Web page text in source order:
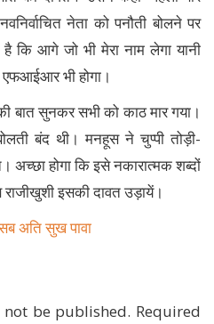
नेता को पनौती बोलने पर
कि आगे जो भी मेरा नाम लेगा यानी
भी होगा।
बात सुनकर सभी को काठ मार गया।
बंद थी। मनहूस ने चुप्पी तोड़ी-
अच्छा होगा कि इसे नकारात्मक शब्दों
इसकी दावत उड़ायें।
सब अति सुख पावा
be published. Required